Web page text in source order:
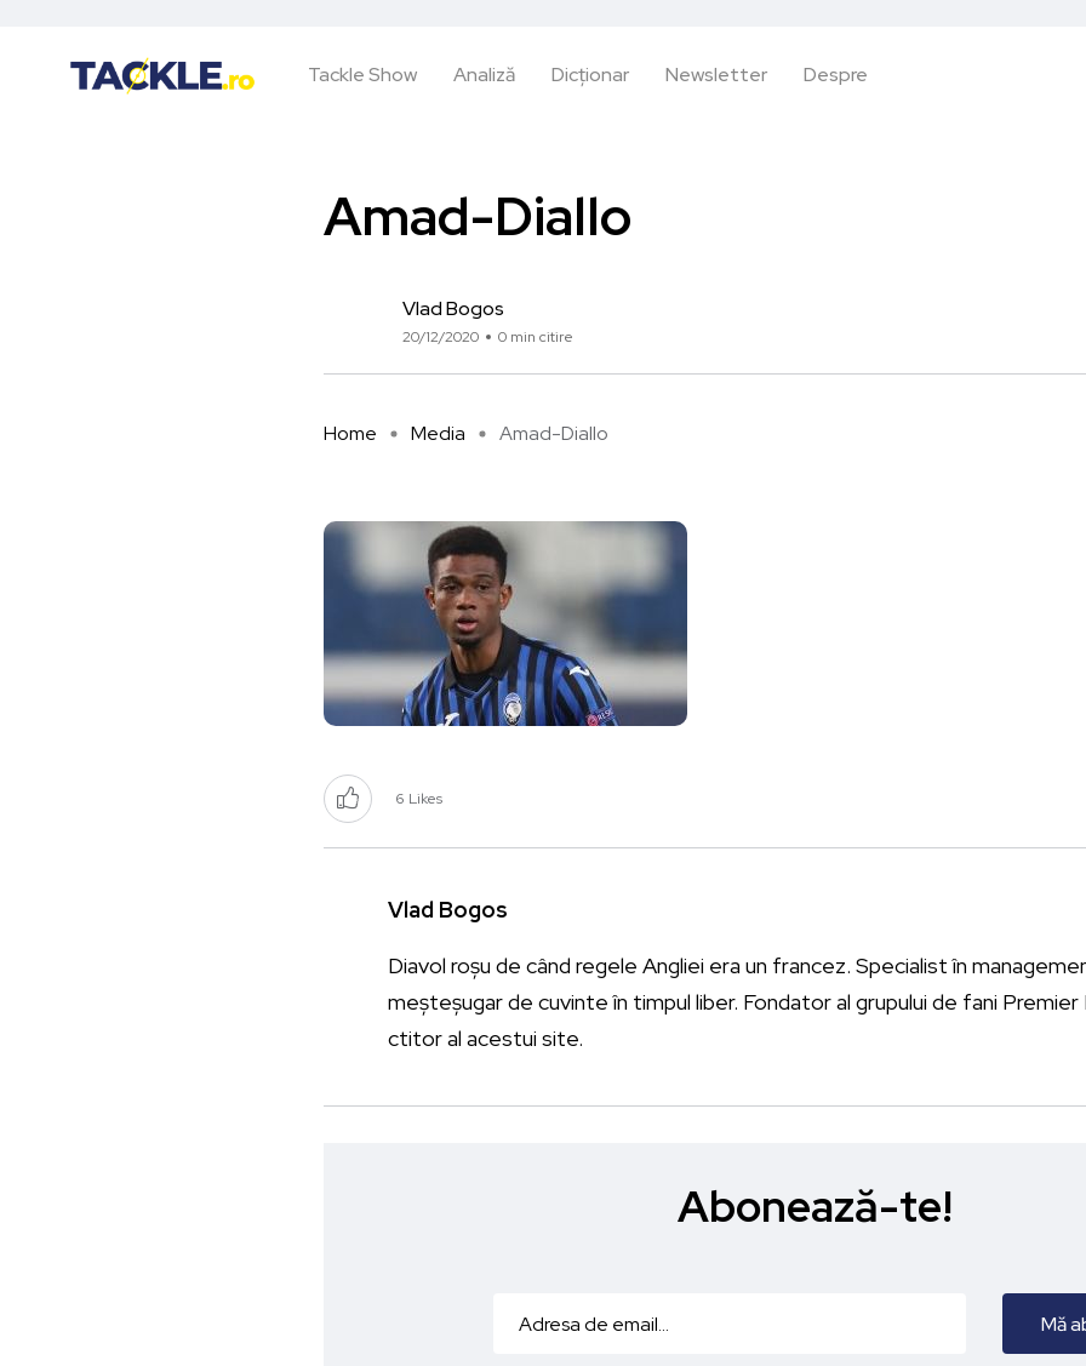
Tackle Show Analiză Dicționar Newsletter Despre
Amad-Diallo
Vlad Bogos
20/12/2020 0 min citire
Home Media Amad-Diallo
6 Likes
Vlad Bogos
Diavol roșu de când regele Angliei era un francez. Specialist în
meșteșugar de cuvinte în timpul liber. Fondator al grupului de fani Premier
ctitor al acestui site.
Abonează-te!